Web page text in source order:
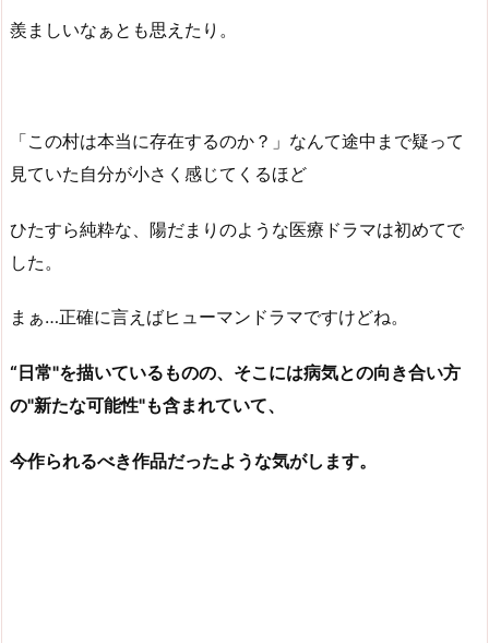
羨ましいなぁとも思えたり。
「この村は本当に存在するのか？」なんて途中まで疑って
見ていた自分が小さく感じてくるほど
ひたすら純粋な、陽だまりのような医療ドラマは初めてで
した。
まぁ…正確に言えばヒューマンドラマですけどね。
“日常"を描いているものの、そこには病気との向き合い方
の"新たな可能性"も含まれていて、
今作られるべき作品だったような気がします。